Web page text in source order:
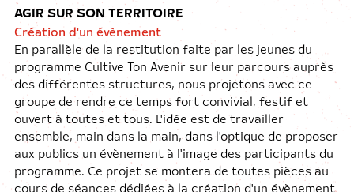
AGIR SUR SON TERRITOIRE
Création d'un évènement
En parallèle de la restitution faite par les jeunes du
programme Cultive Ton Avenir sur leur parcours auprès
des différentes structures, nous projetons avec ce
groupe de rendre ce temps fort convivial, festif et
ouvert à toutes et tous. L'idée est de travailler
ensemble, main dans la main, dans l'optique de proposer
aux publics un évènement à l'image des participants du
programme. Ce projet se montera de toutes pièces au
cours de séances dédiées à la création d'un évènement